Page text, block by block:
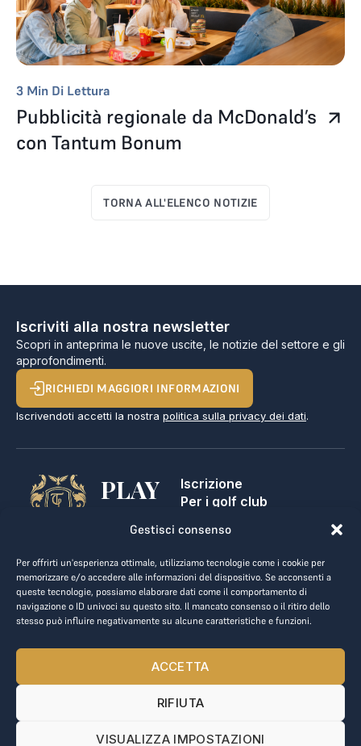
Gestisci consenso
Per offrirti un'esperienza ottimale, utilizziamo tecnologie come i cookie per
memorizzare e/o accedere alle informazioni del dispositivo. Se acconsenti a
queste tecnologie, possiamo elaborare dati come il comportamento di
navigazione o ID univoci su questo sito. Il mancato consenso o il ritiro dello
stesso può influire negativamente su alcune caratteristiche e funzioni.
ACCETTA
RIFIUTA
VISUALIZZA IMPOSTAZIONI
3 Min Di Lettura
Pubblicità regionale da McDonald’s
con Tantum Bonum
TORNA ALL'ELENCO NOTIZIE
Iscriviti alla nostra newsletter
Scopri in anteprima le nuove uscite, le notizie del settore e gli
approfondimenti.
RICHIEDI MAGGIORI INFORMAZIONI
Iscrivendoti accetti la nostra politica sulla privacy dei dati.
PLAY
GOLF,
BUSINESS.
Iscrizione
Per i golf club
Note legali
Termini e condizioni
Privacy dei dati
kontakt@the-loge.com
Il nostro team è qui per aiutarti.
Dal lunedì al venerdì, dalle 8:00 alle 17:00.
© 2025 The LOGE. Tutti i diritti riservati.